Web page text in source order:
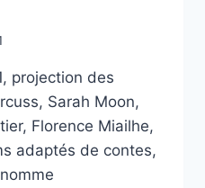
projection des
Sarah Moon,
Florence Miailhe,
adaptés de contes,